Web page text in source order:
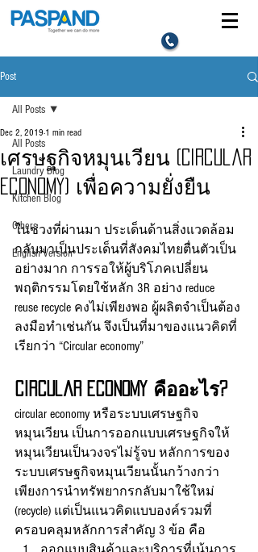
Post
All Posts
Laundry Blog
Kitchen Blog
Others
English Version
All Posts
เศรษฐกิจหมุนเวียน (Circular
Economy) เพื่อความยั่งยืน
Dec 2, 2019 1 min read
ในช่วงที่ผ่านมา ประเด็นด้านสิ่งแวดล้อม
กลับมาเป็นประเด็นที่สังคมไทยตื่นตัวเป็น
อย่างมาก การรอให้ผู้บริโภคเปลี่ยน
พฤติกรรมโดยใช้หลัก 3R อย่าง reduce
reuse recycle คงไม่เพียงพอ ผู้ผลิตจำเป็นต้อง
ลงมือทำเช่นกัน จึงเป็นที่มาของแนวคิดที่
เรียกว่า “Circular economy”
Circular Economy คืออะไร?
circular economy หรือระบบเศรษฐกิจ
หมุนเวียน เป็นการออกแบบเศรษฐกิจให้
หมุนเวียนเป็นวงจรไม่รู้จบ หลักการของ
ระบบเศรษฐกิจหมุนเวียนนั้นกว้างกว่า
เพียงการนำทรัพยากรกลับมาใช้ใหม่
(recycle) แต่เป็นแนวคิดแบบองค์รวมที่
ครอบคลุมหลักการสำคัญ 3 ข้อ คือ